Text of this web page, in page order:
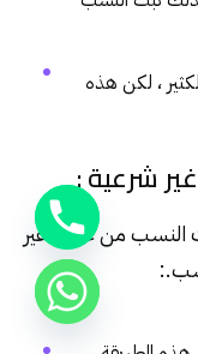
، لكن هذه
شرعية :
النسب من علاقة غير